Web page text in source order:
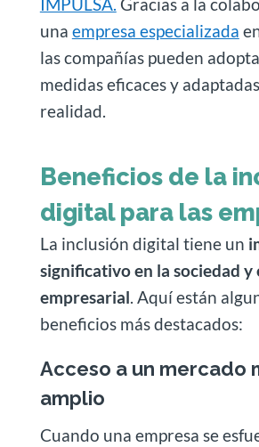
IMPULSA. Gracias a la
una empresa especializada
las compañías pueden
medidas eficaces y
realidad.
Beneficios de la
digital para las
La inclusión digital tiene un
significativo en la sociedad y
empresarial. Aquí están
beneficios más destacados:
Acceso a un mercado
amplio
Cuando una empresa se